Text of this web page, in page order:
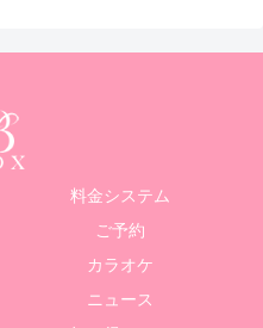
料金システム
ご予約
カラオケ
ニュース